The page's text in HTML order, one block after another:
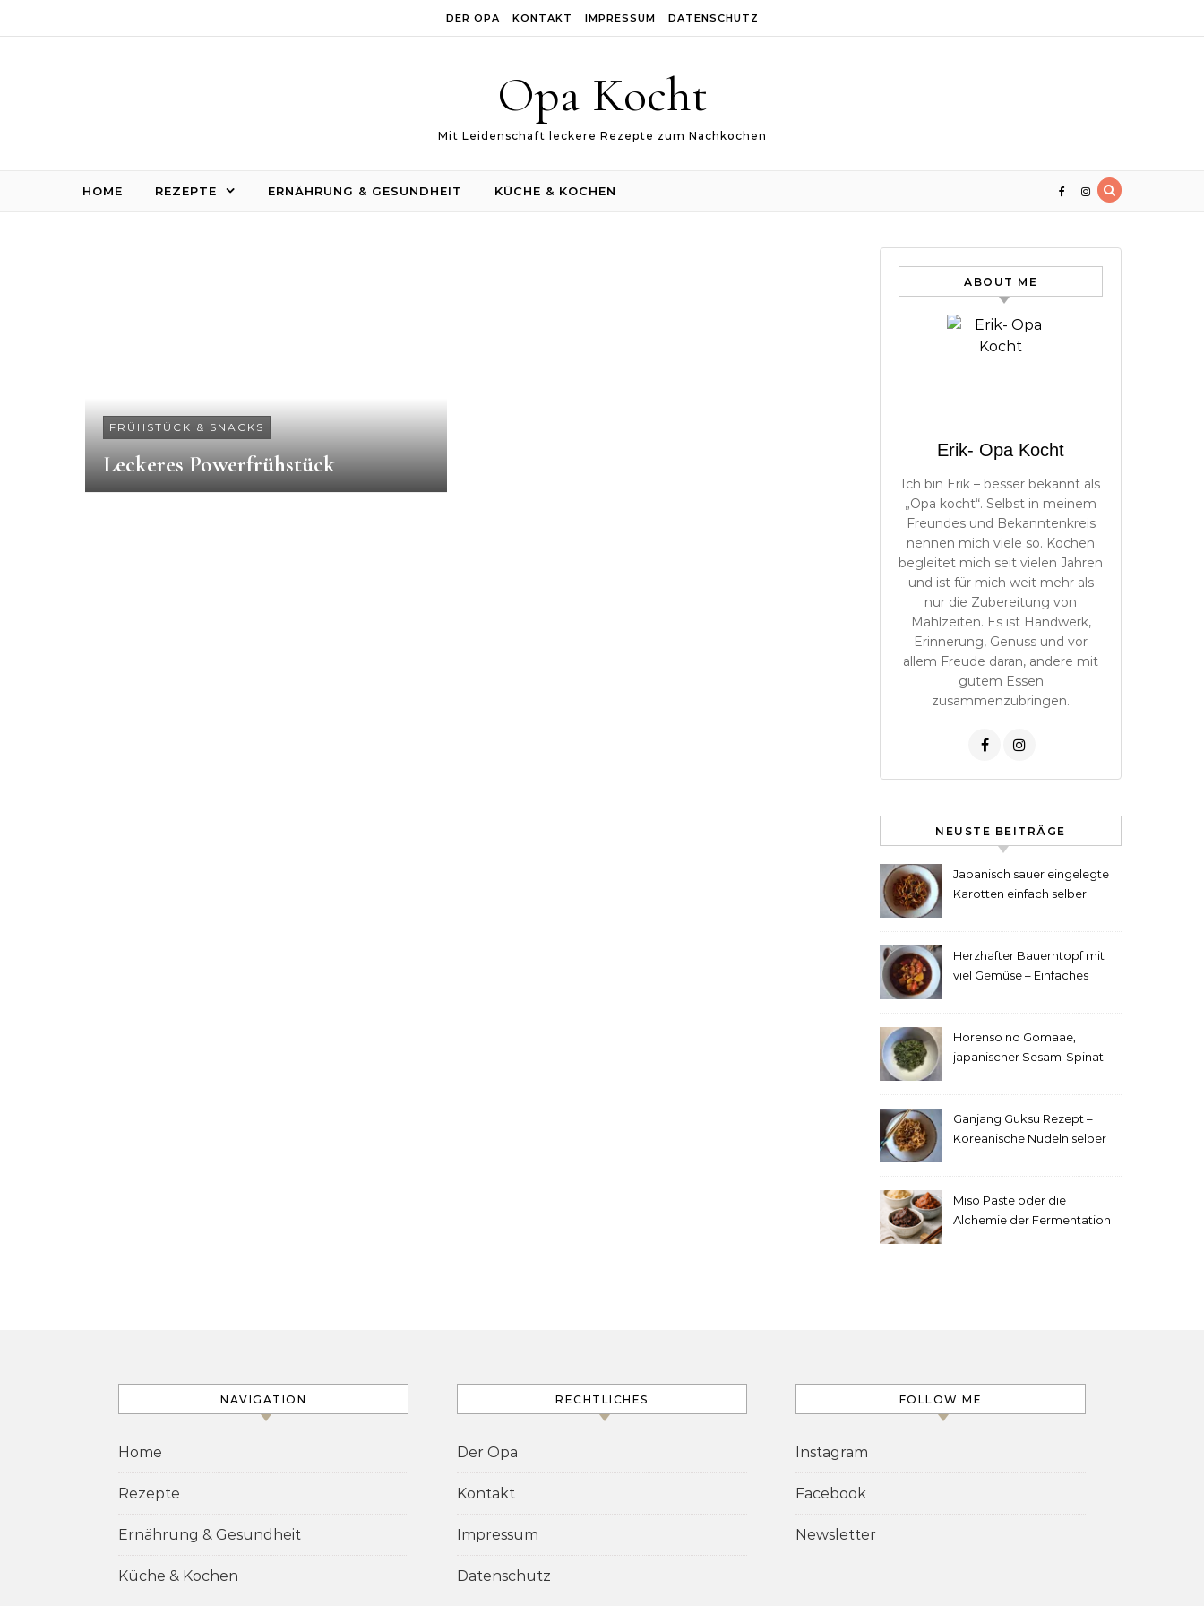
DER OPA KONTAKT IMPRESSUM DATENSCHUTZ
Opa Kocht
Mit Leidenschaft leckere Rezepte zum Nachkochen
HOME REZEPTE ERNÄHRUNG & GESUNDHEIT KÜCHE & KOCHEN
FRÜHSTÜCK & SNACKS
Leckeres Powerfrühstück
ABOUT ME
Erik- Opa Kocht
Ich bin Erik – besser bekannt als
„Opa kocht“. Selbst in meinem
Freundes und Bekanntenkreis
nennen mich viele so. Kochen
begleitet mich seit vielen Jahren
und ist für mich weit mehr als
nur die Zubereitung von
Mahlzeiten. Es ist Handwerk,
Erinnerung, Genuss und vor
allem Freude daran, andere mit
gutem Essen
zusammenzubringen.
NEUSTE BEITRÄGE
Japanisch sauer eingelegte
Karotten einfach selber
Herzhafter Bauerntopf mit
viel Gemüse – Einfaches
Horenso no Gomaae,
japanischer Sesam-Spinat
Ganjang Guksu Rezept –
Koreanische Nudeln selber
Miso Paste oder die
Alchemie der Fermentation
NAVIGATION
Home
Rezepte
Ernährung & Gesundheit
Küche & Kochen
RECHTLICHES
Der Opa
Kontakt
Impressum
Datenschutz
FOLLOW ME
Instagram
Facebook
Newsletter